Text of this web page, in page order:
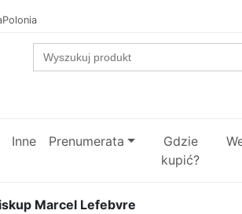
Search
for:
Inne Prenumerata
Gdzie
kupić?
Marcel Lefebvre